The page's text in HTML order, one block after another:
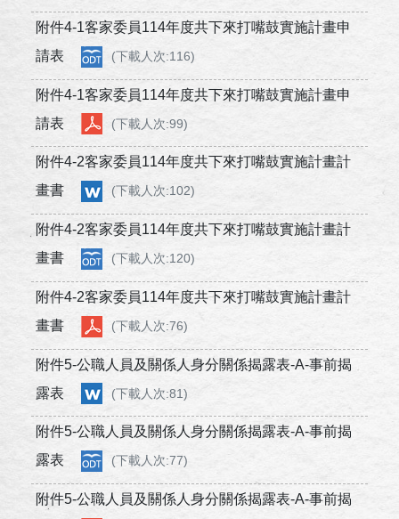
附件4-1客家委員114年度共下來打嘴鼓實施計畫申
請表
(下載人次:116)
附件4-1客家委員114年度共下來打嘴鼓實施計畫申
請表
(下載人次:99)
附件4-2客家委員114年度共下來打嘴鼓實施計畫計
畫書
(下載人次:102)
附件4-2客家委員114年度共下來打嘴鼓實施計畫計
畫書
(下載人次:120)
附件4-2客家委員114年度共下來打嘴鼓實施計畫計
畫書
(下載人次:76)
附件5-公職人員及關係人身分關係揭露表-A-事前揭
露表
(下載人次:81)
附件5-公職人員及關係人身分關係揭露表-A-事前揭
露表
(下載人次:77)
附件5-公職人員及關係人身分關係揭露表-A-事前揭